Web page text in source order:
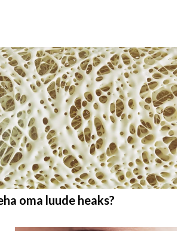
oma luude heaks?